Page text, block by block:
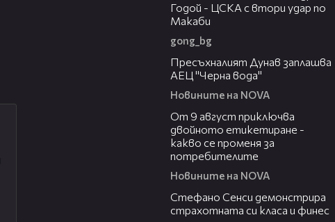
Годой - ЦСКА с втори удар по
Макаби
gong_bg
Пресъхналият Дунав заплашва
АЕЦ "Черна вода"
Новините на NOVA
От 9 август приключва
двойното етикетиране -
какво се променя за
потребителите
Новините на NOVA
Стефано Сенси демонстрира
страхотната си класа и финес